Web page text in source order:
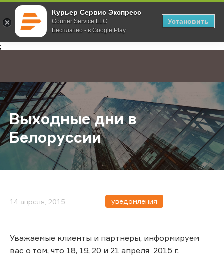
Курьер Сервис Экспресс
Courier Service LLC
Бесплатно - в Google Play
Установить
;
Главная О компании Новости Выходные дни в Белоруссии
Выходные дни в
Белоруссии
14 апреля, 2015 уведомления
Уважаемые клиенты и партнеры, информируем
вас о том, что 18, 19, 20 и 21 апреля 2015 г.